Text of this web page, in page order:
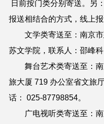
日前按门类分别寄送。另
报送相结合的方式，线上报
文学类寄送至：南京
苏文学院，联系人：邵峰科
舞台艺术类寄送至：
旅大厦 719 办公室省文旅
话：
025-87798854。
广电视听类寄送至：